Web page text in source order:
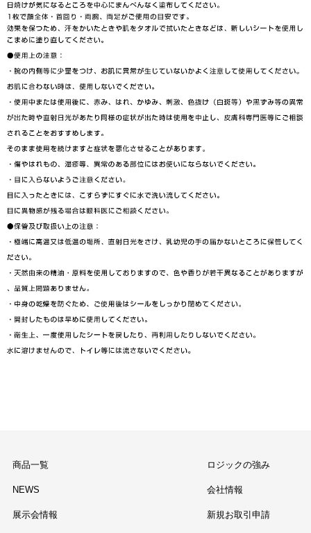
商品一覧
NEWS
展示会情報
ロジックの強み
会社情報
新規お取引申請